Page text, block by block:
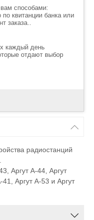
способами:
квитанции банка или
заказа..
каждый день
отдают выбор
радиостанций
Аргут А-44, Аргут
Аргут А-53 и Аргут